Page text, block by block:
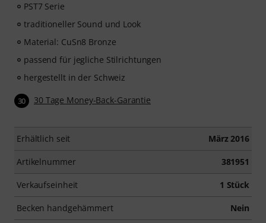
PST7 Serie
traditioneller Sound und Look
Material: CuSn8 Bronze
passend für jegliche Stilrichtungen
hergestellt in der Schweiz
30 30 Tage Money-Back-Garantie
Erhältlich seit März 2016
Artikelnummer 381951
Verkaufseinheit 1 Stück
Becken handgehämmert Nein